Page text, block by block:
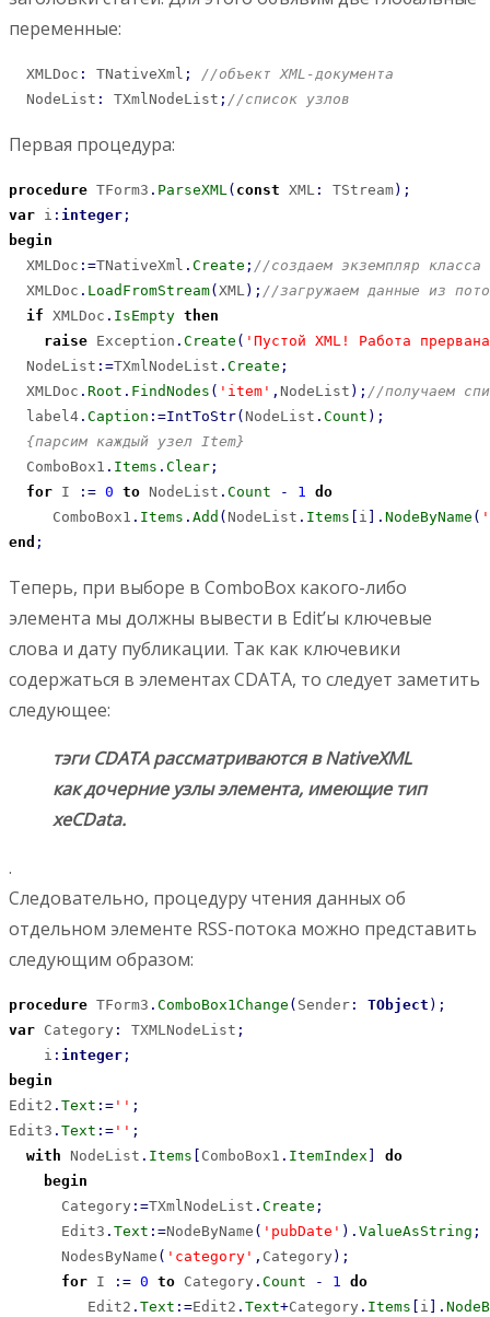
переменные:
  XMLDoc
: TNativeXml ;
//объект XML-документа
  NodeList
: TXmlNodeList ; //список узлов
Первая процедура:
procedure TForm3 . ParseXML ( const XML : TStream) ;
var i : integer ;
begin
  XMLDoc
: =TNativeXml . Create ; //создаем экземпляр класса
  XMLDoc
. LoadFromStream(XML ) ; //загружаем данные из
if XMLDoc . IsEmpty then
raise Exception . Create ( 'Пустой XML! Работа
  NodeList
: =TXmlNodeList . Create ;
  XMLDoc
. Root . FindNodes ( 'item' , NodeList ) ; //получаем
  label4
. Caption : =IntToStr( NodeList . Count ) ;
{парсим каждый узел Item}
  ComboBox1
. Items . Clear ;
for I : = 0 to NodeList . Count - 1
do
     ComboBox1
. Items . Add ( NodeList . Items [ i ] . NodeByName (
end ;
Теперь, при выборе в ComboBox какого-либо
элемента мы должны вывести в Edit’ы ключевые
слова и дату публикации. Так как ключевики
содержаться в элементах CDATA, то следует заметить
следующее:
тэгиCDATAрассматриваются в NativeXML
как дочерние узлы элемента, имеющие тип
xeCData.
.
Следовательно, процедуру чтения данных об
отдельном элементе RSS-потока можно представить
следующим образом:
procedure TForm3 . ComboBox1Change ( Sender : TObject ) ;
var Category : TXMLNodeList ;
    i
: integer ;
begin
Edit2 . Text : = '' ;
Edit3 . Text : = '' ;
with NodeList . Items [ ComboBox1 . ItemIndex ]
do
begin
      Category
: =TXmlNodeList . Create ;
      Edit3
. Text : =NodeByName ( 'pubDate' ) . ValueAsString ;
      NodesByName
( 'category' , Category ) ;
for I : = 0 to Category . Count - 1
do
         Edit2
. Text : =Edit2 . Text+Category . Items [ i ] .